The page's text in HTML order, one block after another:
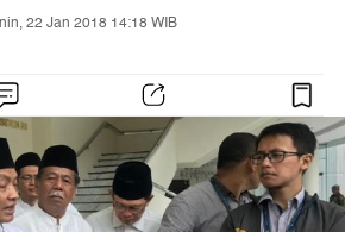
22 Jan 2018 14:18 WIB